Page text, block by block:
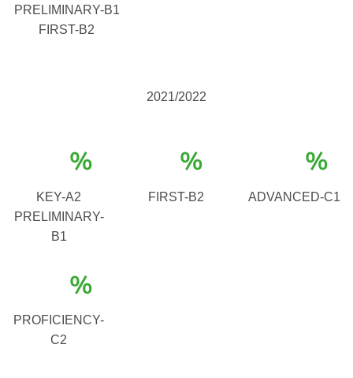
PRELIMINARY-B1
FIRST-B2
2021/2022
%
KEY-A2
PRELIMINARY-
B1
%
FIRST-B2
%
ADVANCED-C1
%
PROFICIENCY-
C2